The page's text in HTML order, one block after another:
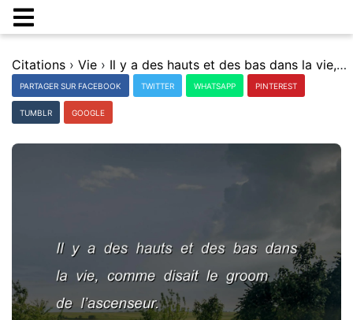
Citations › Vie › Il y a des hauts et des bas dans la vie, comme disait le groom de lâ€™ascenseur.
PARTAGER SUR FACEBOOK TWITTER WHATSAPP PINTEREST
TUMBLR GOOGLE